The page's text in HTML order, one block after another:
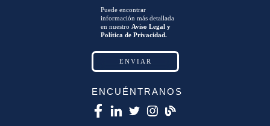
Puede encontrar
información más detallada
en nuestro Aviso Legal y
Política de Privacidad.
ENCUÉNTRANOS